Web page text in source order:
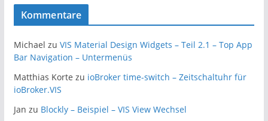
Kommentare
Michael zu VIS Material Design Widgets – Teil 2.1 – Top App
Bar Navigation – Untermenüs
Matthias Korte zu ioBroker time-switch – Zeitschaltuhr für
ioBroker.VIS
Jan zu Blockly – Beispiel – VIS View Wechsel